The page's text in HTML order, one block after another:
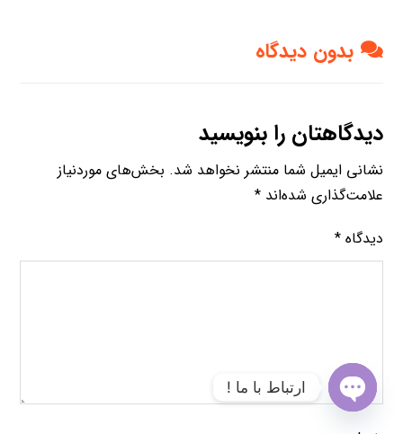
بدون دیدگاه
دیدگاهتان را بنویسید
نشانی ایمیل شما منتشر نخواهد شد. بخش‌های موردنیاز
علامت‌گذاری شده‌اند*
دیدگاه*
ارتباط با ما !